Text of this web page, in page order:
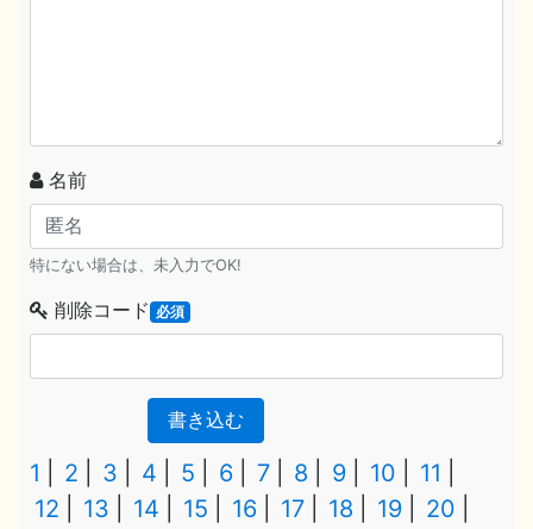
名前
特にない場合は、未入力でOK!
削除コード 必須
書き込む
1 2 3 4 5 6 7 8 9 10
11
12
13 14 15 16 17 18 19
20